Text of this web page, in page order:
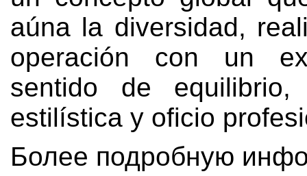
aúna la diversidad,
operación con un
sentido de equilibrio
estilística y oficio
Более подробную